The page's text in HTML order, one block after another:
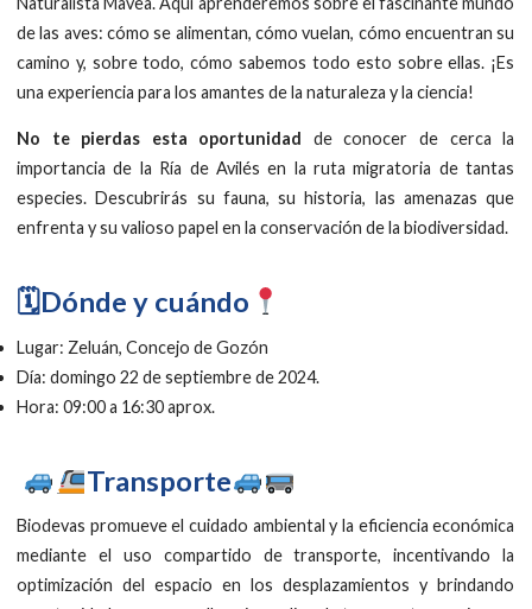
de las aves: cómo se alimentan, cómo vuelan, cómo encuentran su
camino y, sobre todo, cómo sabemos todo esto sobre ellas. ¡Es
una experiencia para los amantes de la naturaleza y la ciencia!
No te pierdas esta oportunidad
de conocer de cerca la
importancia de la Ría de Avilés en la ruta migratoria de tantas
especies. Descubrirás su fauna, su historia, las amenazas que
enfrenta y su valioso papel en la conservación de la biodiversidad.
🗓Dónde y cuándo
Lugar: Zeluán, Concejo de Gozón
Día: domingo 22 de septiembre de 2024.
Hora: 09:00 a 16:30 aprox.
Transporte
Biodevas promueve el cuidado ambiental y la eficiencia económica
mediante el uso compartido de transporte, incentivando la
optimización del espacio en los desplazamientos y brindando